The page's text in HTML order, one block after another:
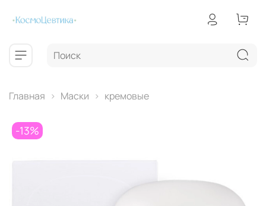
Главная Маски кремовые
-13%